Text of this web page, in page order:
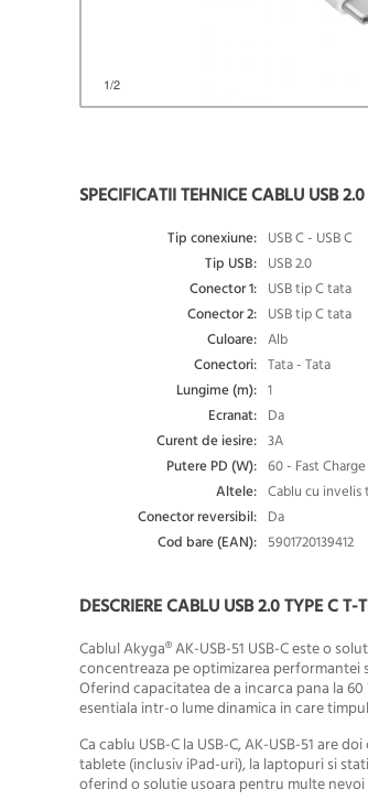
1/2
SPECIFICATII TEHNICE CABLU USB
Tip conexiune: USB C - USB C
Tip USB: USB 2.0
Conector 1: USB tip C tata
Conector 2: USB tip C tata
Culoare: Alb
Conectori: Tata - Tata
Lungime (m): 1
Ecranat: Da
Curent de iesire: 3A
Putere PD (W): 60 - Fast Charge
Altele: Cablu cu
Conector reversibil: Da
Cod bare (EAN): 5901720139412
DESCRIERE CABLU USB 2.0 TYPE C
Cablul Akyga® AK-USB-51 USB-C este o
concentreaza pe optimizarea
Oferind capacitatea de a incarca pana la
esentiala intr-o lume dinamica in care
Ca cablu USB-C la USB-C, AK-USB-51 are
tablete (inclusiv iPad-uri), la laptopuri si
oferind o solutie usoara pentru multe